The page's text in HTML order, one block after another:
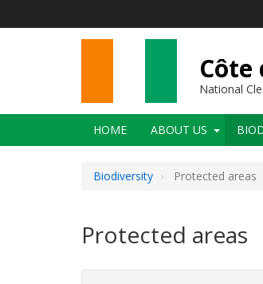
National
Main
navigation
HOME ABOUT US
Biodiversity Protected areas
Protected areas